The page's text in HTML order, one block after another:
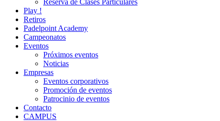
Reserva de Clases Particulares
Play !
Retiros
Padelpoint Academy
Campeonatos
Eventos
Próximos eventos
Noticias
Empresas
Eventos corporativos
Promoción de eventos
Patrocinio de eventos
Contacto
CAMPUS